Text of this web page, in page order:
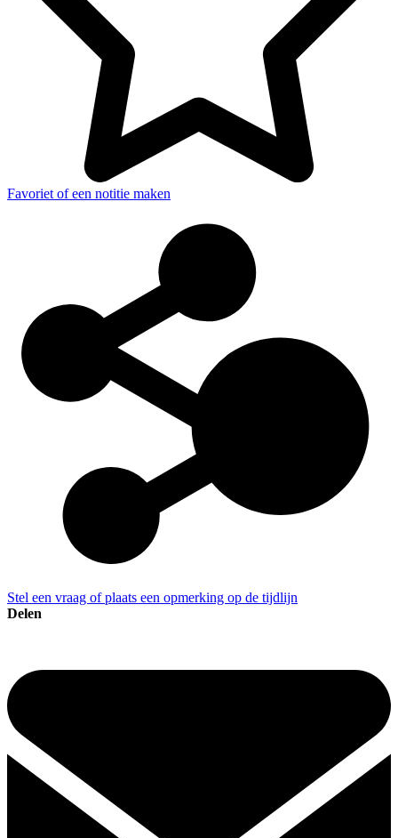
Favoriet of een notitie maken
Stel een vraag of plaats een opmerking op de tijdlijn
Delen